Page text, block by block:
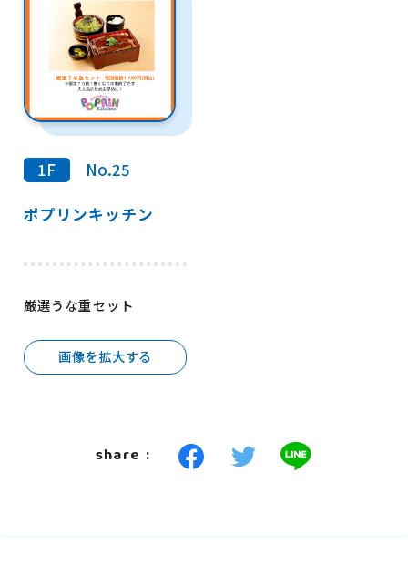
1F No.25
ポプリンキッチン
厳選うな重セット
画像を拡大する
share :